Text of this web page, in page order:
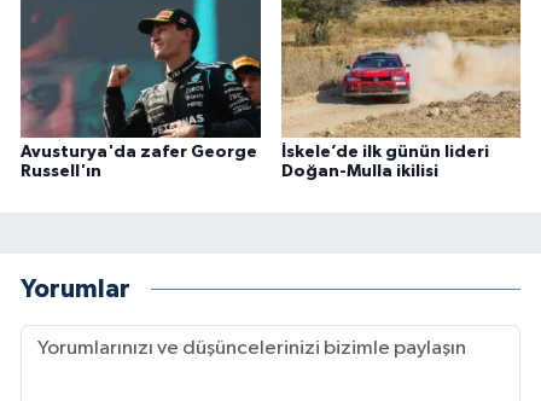
Avusturya'da zafer George
Russell'ın
İskele’de ilk günün lideri
Doğan-Mulla ikilisi
Yorumlar